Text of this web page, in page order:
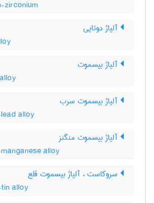
zirconium
آلیاژ دوتایی
آلیاژ بیسموت
آلیاژ بیسموت سرب
alloy
آلیاژ بیسموت منگنز
alloy
سروکاست ، آلیاژ بیسموت قلع
alloy